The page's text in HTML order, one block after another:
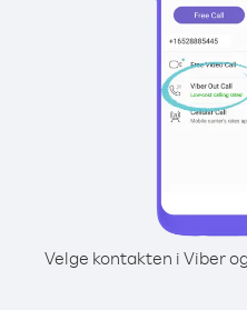
Velge kontakten i Viber